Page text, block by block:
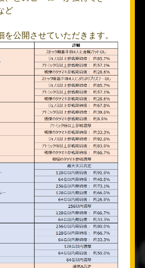
ど
公開させていただきます。